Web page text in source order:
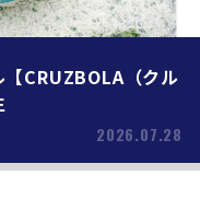
CRUZBOLA（クル
2026.07.28